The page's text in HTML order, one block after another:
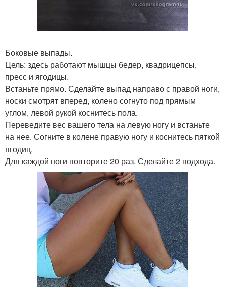
Боковые выпады.
Цель: здесь работают мышцы бедер, квадрицепсы,
пресс и ягодицы.
Встаньте прямо. Сделайте выпад направо с правой ноги,
носки смотрят вперед, колено согнуто под прямым
углом, левой рукой коснитесь пола.
Переведите вес вашего тела на левую ногу и встаньте
на нее. Согните в колене правую ногу и коснитесь пяткой
ягодиц.
Для каждой ноги повторите 20 раз. Сделайте 2 подхода.